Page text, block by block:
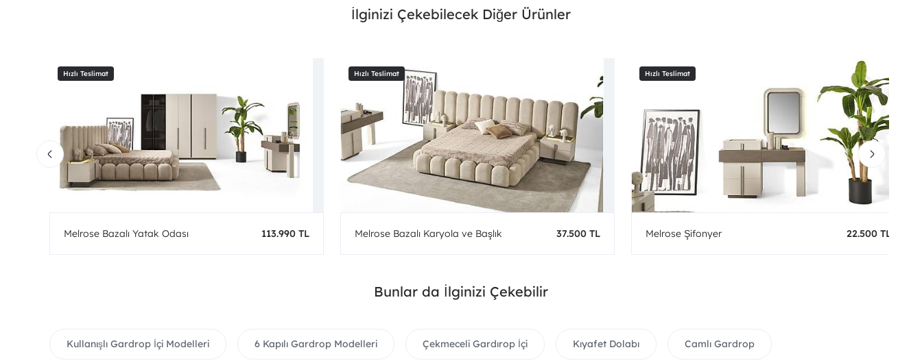
İlginizi Çekebilecek Diğer Ürünler
Melrose Bazalı Yatak Odası 113.990 TL Melrose Bazalı Karyola ve Başlık 37.500 TL Melrose Şifonyer 22.500 TL
Bunlar da İlginizi Çekebilir
Kullanışlı Gardrop İçi Modelleri 6 Kapılı Gardrop Modelleri Çekmeceli Gardırop İçi Kıyafet Dolabı Camlı Gardrop